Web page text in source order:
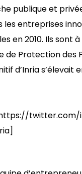
publique et
entreprises
en 2010. Ils sont
de Protection
d’Inria s’élevait
twitter.com/